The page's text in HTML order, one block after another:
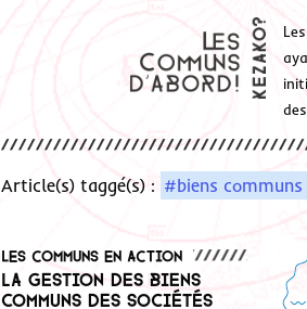
Article(s) taggé(s) : #biens communs
Les communs en action
La gestion des biens
communs des sociétés